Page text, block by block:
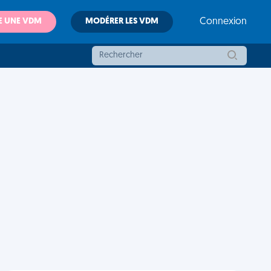
UNE VDM MODÉRER LES VDM Connexion